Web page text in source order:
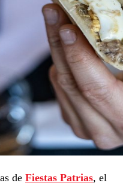
de Fiestas Patrias, el